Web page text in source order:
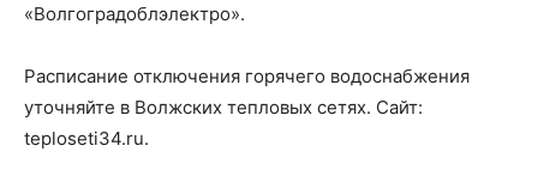
«Волгоградоблэлектро».
Расписание отключения горячего водоснабжения
уточняйте в Волжских тепловых сетях. Сайт:
teploseti34.ru.